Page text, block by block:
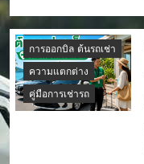
การรับรถเช่าภูเก็ต
การออกบิล ต้นรถเช่า
ความแตกต่าง
คู่มือการเช่ารถ